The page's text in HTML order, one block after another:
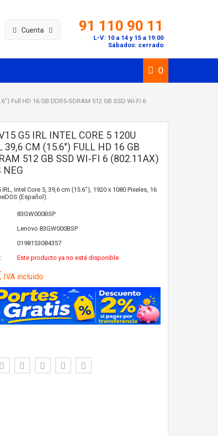
Cuenta 91 110 90 11
L-V: 10 a 14 y 15 a 19:00
Sábados: cerrado
0
Full HD 16 GB DDR5-SDRAM 512 GB SSD Wi-Fi 6
G5 IRL INTEL CORE 5 120U
39,6 CM (15.6") FULL HD 16 GB
512 GB SSD WI-FI 6 (802.11AX)
NEG
Intel Core 5, 39,6 cm (15.6"), 1920 x 1080 Pixeles, 16
(Español)
83GW000BSP
Lenovo 83GW000BSP
0198153084357
Este producto ya no está disponible
IVA incluido